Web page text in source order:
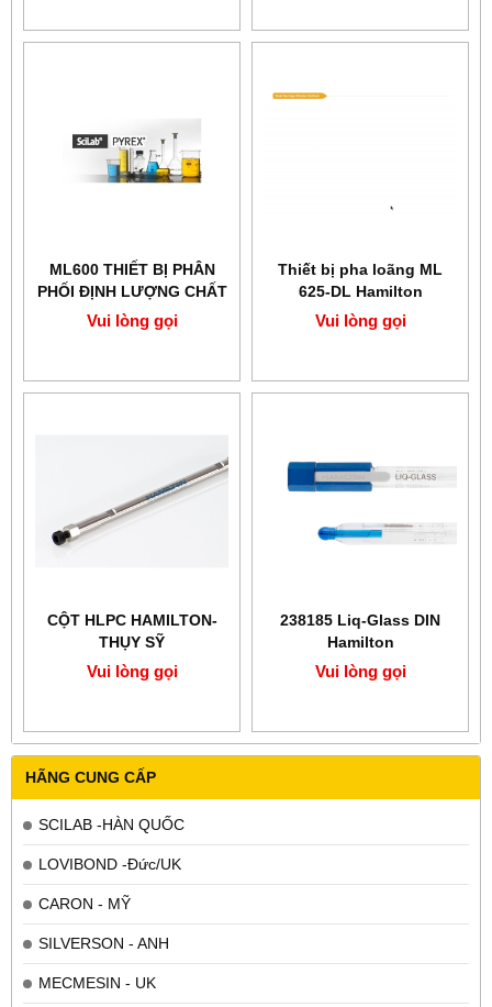
HÃNG CUNG CẤP
SCILAB -HÀN QUỐC
LOVIBOND -Đức/UK
CARON - MỸ
SILVERSON - ANH
MECMESIN - UK
ML600 THIẾT BỊ PHÂN
PHỐI ĐỊNH LƯỢNG CHẤT
LỎNG HAMILTON
Vui lòng gọi
Thiết bị pha loãng ML
625-DL Hamilton
Vui lòng gọi
​​​​​​​CỘT HLPC HAMILTON-
THỤY SỸ
Vui lòng gọi
238185 Liq-Glass DIN
Hamilton
Vui lòng gọi